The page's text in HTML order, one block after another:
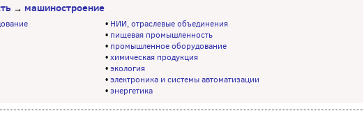
→ машиностроение
• НИИ, отраслевые объединения
• пищевая промышленность
• промышленное оборудование
•химическая продукция
•экология
•электроника и системы автоматизации
•энергетика